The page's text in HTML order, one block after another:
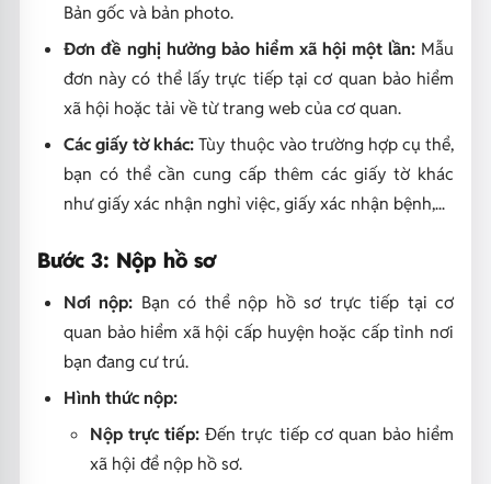
Bản gốc và bản photo.
Đơn đề nghị hưởng bảo hiểm xã hội một lần: Mẫu
đơn này có thể lấy trực tiếp tại cơ quan bảo hiểm
xã hội hoặc tải về từ trang web của cơ quan.
Các giấy tờ khác: Tùy thuộc vào trường hợp cụ thể,
bạn có thể cần cung cấp thêm các giấy tờ khác
như giấy xác nhận nghỉ việc, giấy xác nhận bệnh,...
Bước 3: Nộp hồ sơ
Nơi nộp: Bạn có thể nộp hồ sơ trực tiếp tại cơ
quan bảo hiểm xã hội cấp huyện hoặc cấp tỉnh nơi
bạn đang cư trú.
Hình thức nộp:
Nộp trực tiếp: Đến trực tiếp cơ quan bảo hiểm
xã hội để nộp hồ sơ.